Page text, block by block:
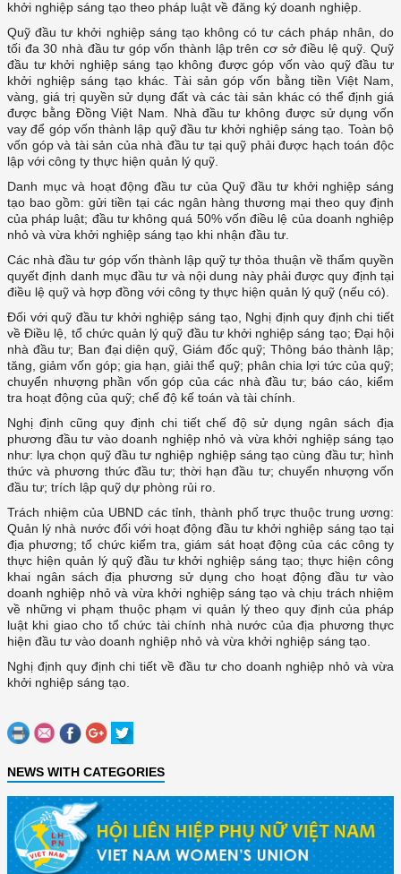
khởi nghiệp sáng tạo theo pháp luật về đăng ký doanh nghiệp.
Quỹ đầu tư khởi nghiệp sáng tạo không có tư cách pháp nhân, do
tối đa 30 nhà đầu tư góp vốn thành lập trên cơ sở điều lệ quỹ. Quỹ
đầu tư khởi nghiệp sáng tạo không được góp vốn vào quỹ đầu tư
khởi nghiệp sáng tạo khác. Tài sản góp vốn bằng tiền Việt Nam,
vàng, giá trị quyền sử dụng đất và các tài sản khác có thể định giá
được bằng Đồng Việt Nam. Nhà đầu tư không được sử dụng vốn
vay để góp vốn thành lập quỹ đầu tư khởi nghiệp sáng tạo. Toàn bộ
vốn góp và tài sản của nhà đầu tư tại quỹ phải được hạch toán độc
lập với công ty thực hiện quản lý quỹ.
Danh mục và hoạt động đầu tư của Quỹ đầu tư khởi nghiệp sáng
tạo bao gồm: gửi tiền tại các ngân hàng thương mại theo quy định
của pháp luật; đầu tư không quá 50% vốn điều lệ của doanh nghiệp
nhỏ và vừa khởi nghiệp sáng tạo khi nhận đầu tư.
Các nhà đầu tư góp vốn thành lập quỹ tự thỏa thuận về thẩm quyền
quyết định danh mục đầu tư và nội dung này phải được quy định tại
điều lệ quỹ và hợp đồng với công ty thực hiện quản lý quỹ (nếu có).
Đối với quỹ đầu tư khởi nghiệp sáng tạo, Nghị định quy định chi tiết
về Điều lệ, tổ chức quản lý quỹ đầu tư khởi nghiệp sáng tạo; Đại hội
nhà đầu tư; Ban đại diện quỹ, Giám đốc quỹ; Thông báo thành lập;
tăng, giảm vốn góp; gia hạn, giải thể quỹ; phân chia lợi tức của quỹ;
chuyển nhượng phần vốn góp của các nhà đầu tư; báo cáo, kiểm
tra hoạt động của quỹ; chế độ kế toán và tài chính.
Nghị định cũng quy định chi tiết chế độ sử dụng ngân sách địa
phương đầu tư vào doanh nghiệp nhỏ và vừa khởi nghiệp sáng tạo
như: lựa chọn quỹ đầu tư nghiệp nghiệp sáng tạo cùng đầu tư; hình
thức và phương thức đầu tư; thời hạn đầu tư; chuyển nhượng vốn
đầu tư; trích lập quỹ dự phòng rủi ro.
Trách nhiệm của UBND các tỉnh, thành phố trực thuộc trung ương:
Quản lý nhà nước đối với hoạt động đầu tư khởi nghiệp sáng tạo tại
địa phương; tổ chức kiểm tra, giám sát hoạt động của các công ty
thực hiện quản lý quỹ đầu tư khởi nghiệp sáng tạo; thực hiện công
khai ngân sách địa phương sử dụng cho hoạt động đầu tư vào
doanh nghiệp nhỏ và vừa khởi nghiệp sáng tạo và chịu trách nhiệm
về những vi phạm thuộc phạm vi quản lý theo quy định của pháp
luật khi giao cho tổ chức tài chính nhà nước của địa phương thực
hiện đầu tư vào doanh nghiệp nhỏ và vừa khởi nghiệp sáng tạo.
Nghị định quy định chi tiết về đầu tư cho doanh nghiệp nhỏ và vừa
khởi nghiệp sáng tạo.
NEWS WITH CATEGORIES